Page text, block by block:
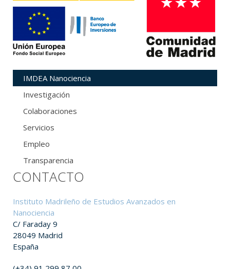
IMDEA Nanociencia
Investigación
Colaboraciones
Servicios
Empleo
Transparencia
CONTACTO
Instituto Madrileño de Estudios Avanzados en
Nanociencia
C/ Faraday 9
28049 Madrid
España